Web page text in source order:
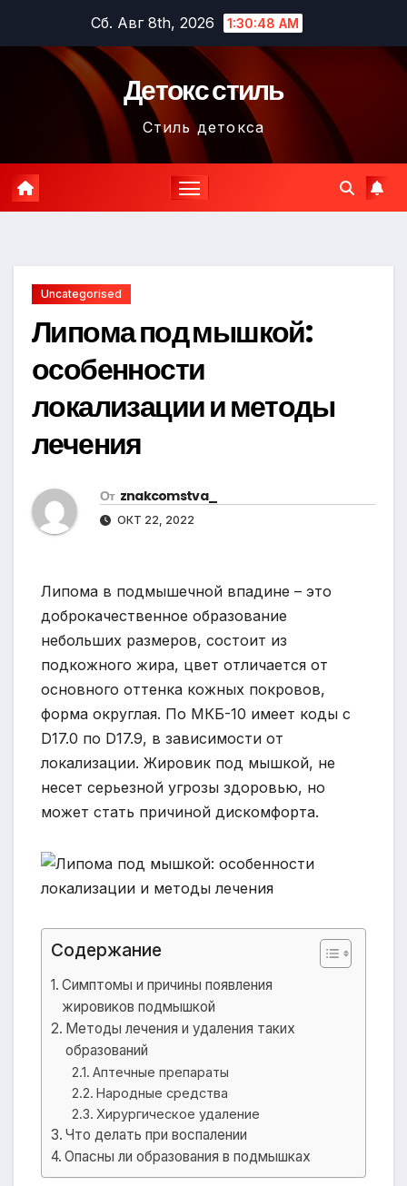
содержимому
Сб. Авг 8th, 2026 1:30:49 AM
Детокс стиль
Стиль детокса
Uncategorised
Липома под мышкой:
особенности
локализации и методы
лечения
От znakcomstva_
ОКТ 22, 2022
Липома в подмышечной впадине – это
доброкачественное образование
небольших размеров, состоит из
подкожного жира, цвет отличается от
основного оттенка кожных покровов,
форма округлая. По МКБ-10 имеет коды с
D17.0 по D17.9, в зависимости от
локализации. Жировик под мышкой, не
несет серьезной угрозы здоровью, но
может стать причиной дискомфорта.
Содержание
Симптомы и причины появления
жировиков подмышкой
Методы лечения и удаления таких
образований
Аптечные препараты
Народные средства
Хирургическое удаление
Что делать при воспалении
Опасны ли образования в подмышках